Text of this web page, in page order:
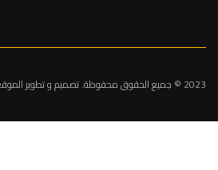
2023 © جميع الحقوق محفوظة. تصميم و تطوير الموقع من قبل: